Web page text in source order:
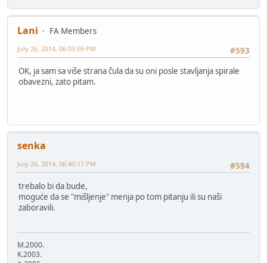
Lani
FA Members
#593
July 26, 2014, 06:03:09 PM
OK, ja sam sa više strana čula da su oni posle stavljanja spirale
obavezni, zato pitam.
senka
#594
July 26, 2014, 06:40:17 PM
trebalo bi da bude,
moguće da se "mišljenje" menja po tom pitanju ili su naši
zaboravili.
M.2000.
K.2003.